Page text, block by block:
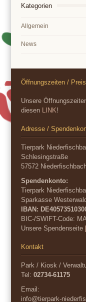
Kategorien
Allgemein
News
Öffnungszeiten /
Unsere
diesen LINK!
Adresse /
Tierpark
Schlesingstraße
57572
Spendenkonto:
Tierpark
Sparkasse
IBAN:
BIC-/SWIFT-Code:
Unsere Spendenseite
Kontakt
Park / Kiosk /
Tel:02734-61175
Email:
info@tierpark-